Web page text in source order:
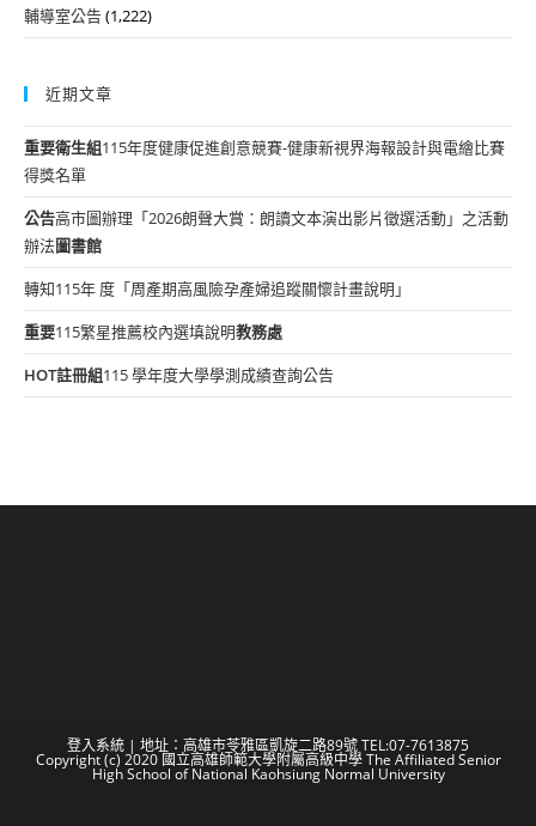
輔導室公告(1,222)
近期文章
重要衛生組115年度健康促進創意競賽-健康新視界海報設計與電繪比賽
得獎名單
公告高市圖辦理「2026朗聲大賞：朗讀文本演出影片徵選活動」之活動
辦法圖書館
轉知115年 度「周產期高風險孕產婦追蹤關懷計畫說明」
重要115繁星推薦校內選填說明教務處
HOT註冊組115 學年度大學學測成績查詢公告
登入系統 | 地址：高雄市苓雅區凱旋二路89號 TEL:07-7613875
Copyright (c) 2020 國立高雄師範大學附屬高級中學 The Affiliated Senior
High School of National Kaohsiung Normal University